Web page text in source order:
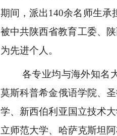
期间，派出140余名师生承
被中共陕西省教育工委、
为先进个人。
各专业均与海外知名
莫斯科普希金俄语学院、
学、新西伯利亚国立技术
立师范大学、哈萨克斯坦